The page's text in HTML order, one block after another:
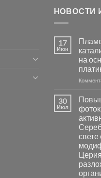
НОВОСТИ
17
Июн
на
30
Июл